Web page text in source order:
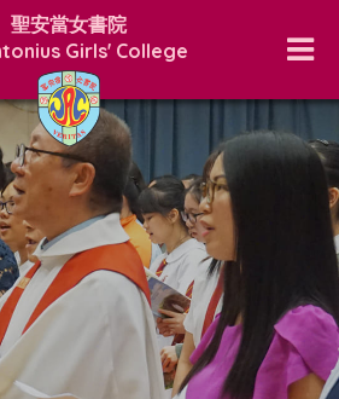
聖安當女書院
Girls' College